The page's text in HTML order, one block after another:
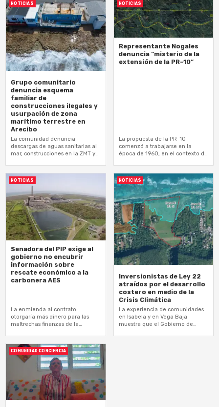
NOTICIAS
Grupo comunitario
denuncia esquema
familiar de
construcciones ilegales y
usurpación de zona
marítimo terrestre en
Arecibo
La comunidad denuncia
descargas de aguas sanitarias al
mar, construcciones en la ZMT y
NOTICIAS
Representante Nogales
denuncia “misterio de la
extensión de la PR-10”
La propuesta de la PR-10
comenzó a trabajarse en la
época de 1960, en el contexto de
NOTICIAS
Senadora del PIP exige al
gobierno no encubrir
información sobre
rescate económico a la
carbonera AES
La enmienda al contrato
otorgaría más dinero para las
maltrechas finanzas de la
NOTICIAS
Inversionistas de Ley 22
atraídos por el desarrollo
costero en medio de la
Crisis Climática
La experiencia de comunidades
en Isabela y en Vega Baja
muestra que el Gobierno de
COMUNIDAD CONCIENCIA